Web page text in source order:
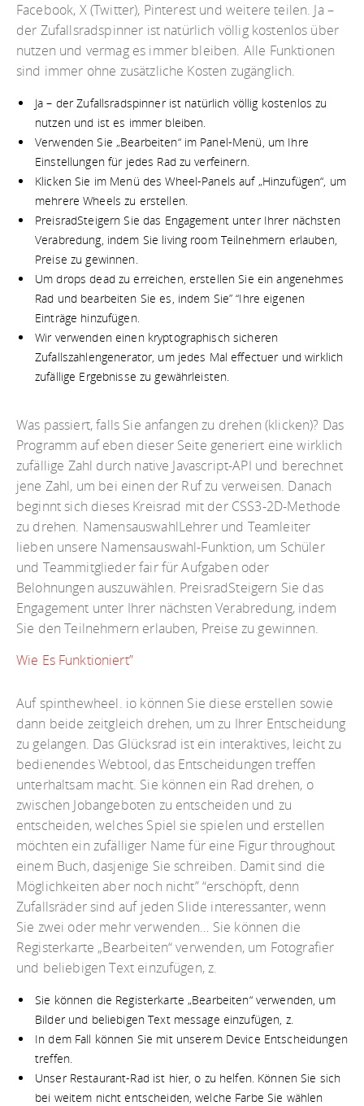
Facebook, X (Twitter), Pinterest und weitere teilen. Ja –
der Zufallsradspinner ist natürlich völlig kostenlos über
nutzen und vermag es immer bleiben. Alle Funktionen
sind immer ohne zusätzliche Kosten zugänglich.
Ja – der Zufallsradspinner ist natürlich völlig kostenlos zu
nutzen und ist es immer bleiben.
Verwenden Sie „Bearbeiten“ im Panel-Menü, um Ihre
Einstellungen für jedes Rad zu verfeinern.
Klicken Sie im Menü des Wheel-Panels auf „Hinzufügen“, um
mehrere Wheels zu erstellen.
PreisradSteigern Sie das Engagement unter Ihrer nächsten
Verabredung, indem Sie living room Teilnehmern erlauben,
Preise zu gewinnen.
Um drops dead zu erreichen, erstellen Sie ein angenehmes
Rad und bearbeiten Sie es, indem Sie” “Ihre eigenen
Einträge hinzufügen.
Wir verwenden einen kryptographisch sicheren
Zufallszahlengenerator, um jedes Mal effectuer und wirklich
zufällige Ergebnisse zu gewährleisten.
Was passiert, falls Sie anfangen zu drehen (klicken)? Das
Programm auf eben dieser Seite generiert eine wirklich
zufällige Zahl durch native Javascript-API und berechnet
jene Zahl, um bei einen der Ruf zu verweisen. Danach
beginnt sich dieses Kreisrad mit der CSS3-2D-Methode
zu drehen. NamensauswahlLehrer und Teamleiter
lieben unsere Namensauswahl-Funktion, um Schüler
und Teammitglieder fair für Aufgaben oder
Belohnungen auszuwählen. PreisradSteigern Sie das
Engagement unter Ihrer nächsten Verabredung, indem
Sie den Teilnehmern erlauben, Preise zu gewinnen.
Wie Es Funktioniert”
Auf spinthewheel. io können Sie diese erstellen sowie
dann beide zeitgleich drehen, um zu Ihrer Entscheidung
zu gelangen. Das Glücksrad ist ein interaktives, leicht zu
bedienendes Webtool, das Entscheidungen treffen
unterhaltsam macht. Sie können ein Rad drehen, o
zwischen Jobangeboten zu entscheiden und zu
entscheiden, welches Spiel sie spielen und erstellen
möchten ein zufälliger Name für eine Figur throughout
einem Buch, dasjenige Sie schreiben. Damit sind die
Möglichkeiten aber noch nicht” “erschöpft, denn
Zufallsräder sind auf jeden Slide interessanter, wenn
Sie zwei oder mehr verwenden… Sie können die
Registerkarte „Bearbeiten“ verwenden, um Fotografier
und beliebigen Text einzufügen, z.
Sie können die Registerkarte „Bearbeiten“ verwenden, um
Bilder und beliebigen Text message einzufügen, z.
In dem Fall können Sie mit unserem Device Entscheidungen
treffen.
Unser Restaurant-Rad ist hier, o zu helfen. Können Sie sich
bei weitem nicht entscheiden, welche Farbe Sie wählen